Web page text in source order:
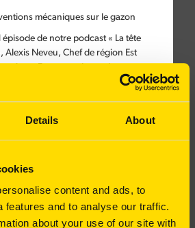
Details About
content and ads, to
features and to analyse our traffic.
about your use of our site with
mécaniques sur le gazon
de notre podcast « La tête
Alexis Neveu, Chef de région Est
mécaniques à réaliser sur
mécaniques sont indispensables
la qualité du sol et
de la tonte, de l'arrosage
intervenir mécaniquement